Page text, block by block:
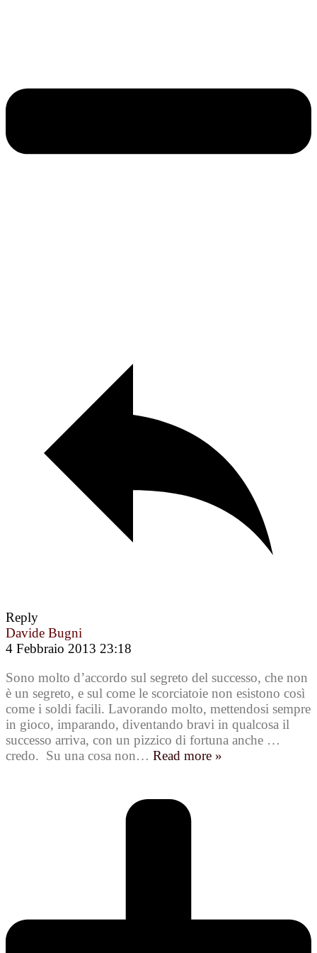
Reply
Davide Bugni
4 Febbraio 2013 23:18
Sono molto d’accordo sul segreto del successo, che non
è un segreto, e sul come le scorciatoie non esistono così
come i soldi facili. Lavorando molto, mettendosi sempre
in gioco, imparando, diventando bravi in qualcosa il
successo arriva, con un pizzico di fortuna anche …
credo. Su una cosa non… Read more »